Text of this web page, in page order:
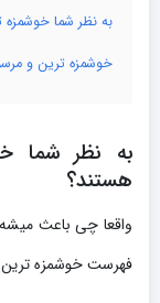
به نظر شما خوشمزه
خوشمزه ترین و
به نظر شما
هستند؟
واقعا چی باعث
فهرست خوشمزه ترین